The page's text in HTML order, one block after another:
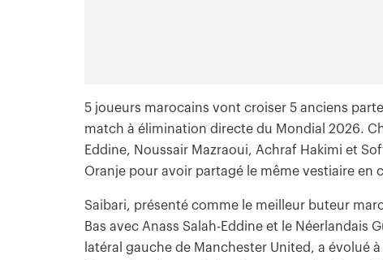
5 joueurs marocains vont croiser 5 anciens
match à élimination directe du Mondial 2026.
Eddine, Noussair Mazraoui, Achraf Hakimi et
Oranje pour avoir partagé le même vestiaire en
Saibari, présenté comme le meilleur buteur
Bas avec Anass Salah-Eddine et le Néerlandais
latéral gauche de Manchester United, a évolué